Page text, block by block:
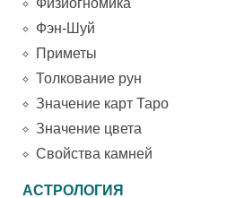
Физиогномика
Фэн-Шуй
Приметы
Толкование рун
Значение карт Таро
Значение цвета
Свойства камней
АСТРОЛОГИЯ